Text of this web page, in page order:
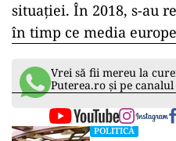
situației. În 2018, s-au
în timp ce media
Vrei să fii mereu la
Puterea.ro și pe
POLITICĂ